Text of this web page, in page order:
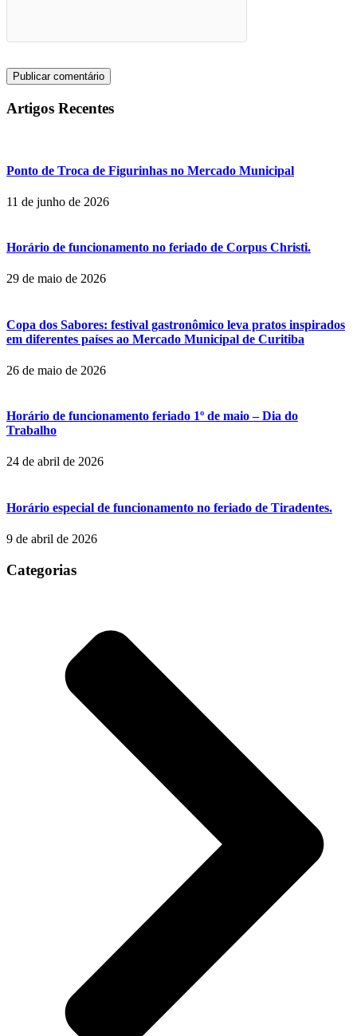
Artigos Recentes
Ponto de Troca de Figurinhas no Mercado Municipal
11 de junho de 2026
Horário de funcionamento no feriado de Corpus Christi.
29 de maio de 2026
Copa dos Sabores: festival gastronômico leva pratos inspirados
em diferentes países ao Mercado Municipal de Curitiba
26 de maio de 2026
Horário de funcionamento feriado 1º de maio – Dia do
Trabalho
24 de abril de 2026
Horário especial de funcionamento no feriado de Tiradentes.
9 de abril de 2026
Categorias